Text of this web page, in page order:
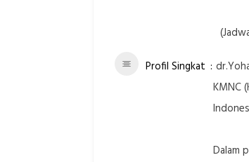
Profil Singkat
KMNC
Dalam